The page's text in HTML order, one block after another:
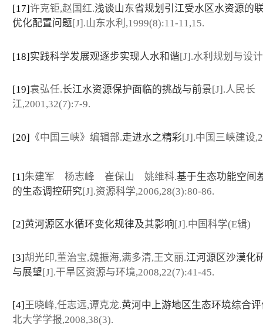
[17]许克钜,赵国红.浅谈山东省规划引江受水区水资源的
优化配置问题[J].山东水利,1999(8):11-11,15.
[18]实践科学发展观逐步实现人水和谐[J].水利规划与设计
[19] 袁弘任.长江水资源保护面临的挑战与前景[J].人民长
江,2001,32(7):7-9.
[20] 《中国三峡》编辑部.走进水之精彩[J].中国三峡建设
[1]朱建军 杨志峰 崔保山 姚维科.基于生态功能空间
的生态调控研究[J].资源科学,2006,28(3):80-86.
[2] 黄河源区水循环变化规律及其影响 [J].中国科学(E辑)
[3]胡光印,董治宝,魏振海,满多清,王文丽.江河源区沙漠化
与展望[J].干旱区资源与环境,2008,22(7):41-45.
[4] 王晓峰,任志远,谭克龙.黄河中上游地区生态环境综合
北大学学报,2008,38(3).